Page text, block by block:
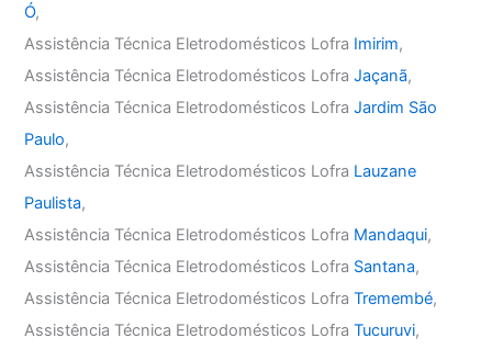
Ó,
Assistência Técnica Eletrodomésticos Lofra Imirim,
Assistência Técnica Eletrodomésticos LofraJaçanã,
Assistência Técnica Eletrodomésticos LofraJardim São
Paulo,
Assistência Técnica Eletrodomésticos Lofra Lauzane
Paulista,
Assistência Técnica Eletrodomésticos Lofra Mandaqui,
Assistência Técnica Eletrodomésticos Lofra Santana,
Assistência Técnica Eletrodomésticos LofraTremembé,
Assistência Técnica Eletrodomésticos LofraTucuruvi,